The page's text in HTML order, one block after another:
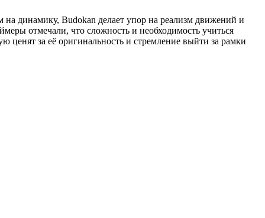
динамику, Budokan делает упор на реализм движений и
отмечали, что сложность и необходимость учиться
ценят за её оригинальность и стремление выйти за рамки